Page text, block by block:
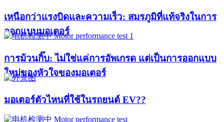
เหนือกว่าแรงบิดและความเร็ว: สมรภูมิที่แท้จริงในการ
ออกแบบมอเตอร์
การม้วนกิ๊บ: ไม่ใช่แค่การอัพเกรด แต่เป็นการออกแบบ
ใหม่ของหัวใจของมอเตอร์​
มอเตอร์ตัวไหนที่ใช้ในรถยนต์ EV??​​